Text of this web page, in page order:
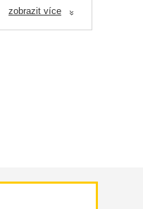
zobrazit více «